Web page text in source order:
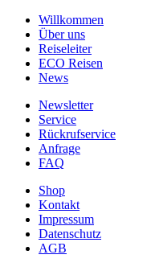
Willkommen
Über uns
Reiseleiter
ECO Reisen
News
Newsletter
Service
Rückrufservice
Anfrage
FAQ
Shop
Kontakt
Impressum
Datenschutz
AGB